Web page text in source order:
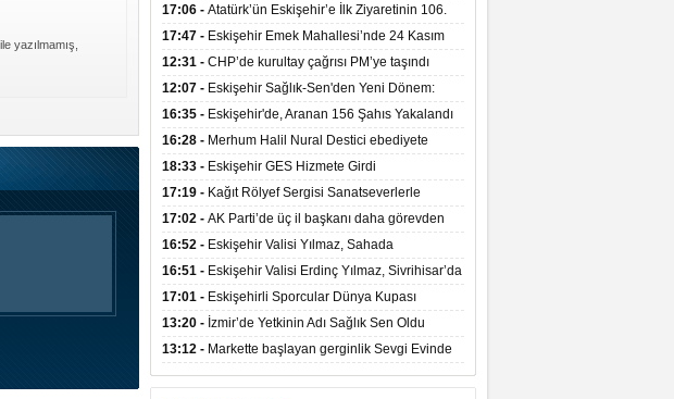
yazılmamış,
sahipliği yaptı.
17:06 - Atatürk’ün Eskişehir’e İlk Ziyaretinin 106.
Yılı Törenle Kutlandı
17:47 - Eskişehir Emek Mahallesi’nde 24 Kasım
İlkokulu törenle hizmete girdi
12:31 - CHP’de kurultay çağrısı PM’ye taşındı
12:07 - Eskişehir Sağlık-Sen'den Yeni Dönem:
Mazbata Teslim Alındı
16:35 - Eskişehir'de, Aranan 156 Şahıs Yakalandı
16:28 - Merhum Halil Nural Destici ebediyete
uğurlandı
18:33 - Eskişehir GES Hizmete Girdi
17:19 - Kağıt Rölyef Sergisi Sanatseverlerle
Buluştu
17:02 - AK Parti’de üç il başkanı daha görevden
alındı
16:52 - Eskişehir Valisi Yılmaz, Sahada
İncelemelerde Bulundu
16:51 - Eskişehir Valisi Erdinç Yılmaz, Sivrihisar’da
17:01 - Eskişehirli Sporcular Dünya Kupası
Başarılarını Vali Yılmaz’la Paylaştı
13:20 - İzmir’de Yetkinin Adı Sağlık Sen Oldu
13:12 - Markette başlayan gerginlik Sevgi Evinde
yara sardı.